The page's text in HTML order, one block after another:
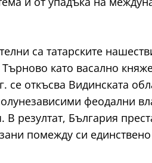
са татарските
като васално
откъсва Видинската
феодални
резултат, България
помежду си